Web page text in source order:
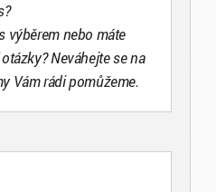
výběrem nebo máte
Neváhejte se na
Vám rádi pomůžeme.